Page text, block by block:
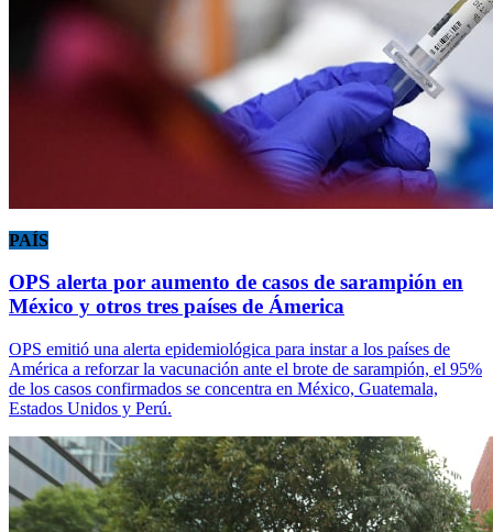
PAÍS
OPS alerta por aumento de casos de sarampión en
México y otros tres países de Ámerica
OPS emitió una alerta epidemiológica para instar a los países de
América a reforzar la vacunación ante el brote de sarampión, el 95%
de los casos confirmados se concentra en México, Guatemala,
Estados Unidos y Perú.